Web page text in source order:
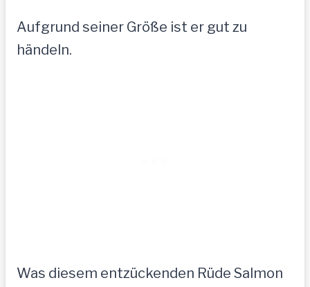
Aufgrund seiner Größe ist er gut zu
händeln.
Was diesem entzückenden Rüde Salmon